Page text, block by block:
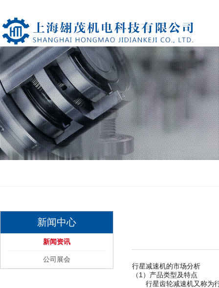
新闻中心
新闻资讯
公司展会
行星减速机的市场分析
（1）产品类型及特点
行星齿轮减速机又称为行